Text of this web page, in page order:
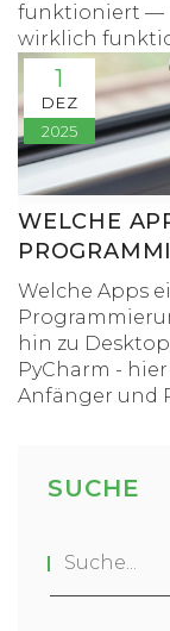
funktioniert —
wirklich
1
DEZ
2025
WELCHE
Welche Apps
hin zu
PyCharm -
Anfänger und
SUCHE